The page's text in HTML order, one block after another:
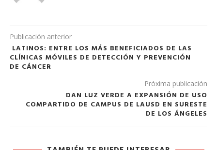
Publicación anterior
LATINOS: ENTRE LOS MÁS BENEFICIADOS DE LAS
CLÍNICAS MÓVILES DE DETECCIÓN Y PREVENCIÓN
DE CÁNCER
Próxima publicación
DAN LUZ VERDE A EXPANSIÓN DE USO
COMPARTIDO DE CAMPUS DE LAUSD EN SURESTE
DE LOS ÁNGELES